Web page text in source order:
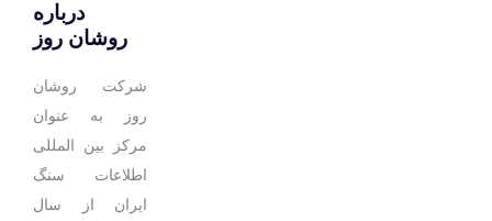
درباره
روشان روز
شرکت روشان
روز به عنوان
مرکز بین المللی
اطلاعات سنگ
ایران از سال